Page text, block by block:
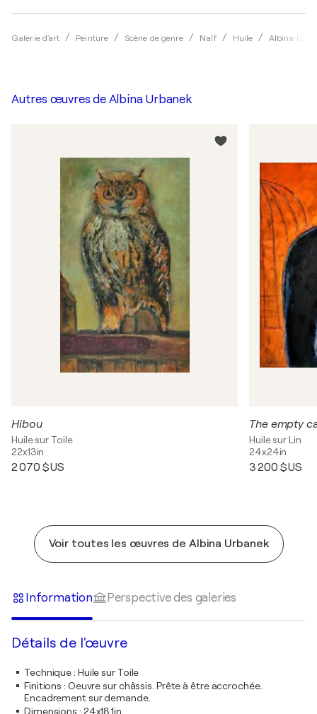
Galerie d'art Peinture Scène de genre Naïf Huile Albina
Autres œuvres de Albina Urbanek
Hibou
Huile sur Toile
22x13in
2 070 $US
The empty
Huile sur Lin
24x24in
3 200 $US
Voir toutes les œuvres de Albina Urbanek
Information Perspective des galeries
Détails de l'œuvre
Technique: Huile sur Toile
Finitions : Oeuvre sur châssis. Prête à être accrochée.
Encadrement sur demande.
Dimensions : 24x18,1in